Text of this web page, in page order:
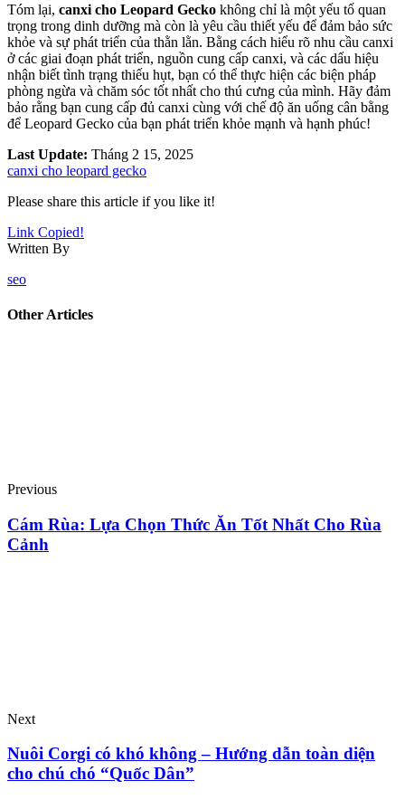
Tóm lại, canxi cho Leopard Gecko không chỉ là một yếu tố quan
trọng trong dinh dưỡng mà còn là yêu cầu thiết yếu để đảm bảo sức
khỏe và sự phát triển của thằn lằn. Bằng cách hiểu rõ nhu cầu canxi
ở các giai đoạn phát triển, nguồn cung cấp canxi, và các dấu hiệu
nhận biết tình trạng thiếu hụt, bạn có thể thực hiện các biện pháp
phòng ngừa và chăm sóc tốt nhất cho thú cưng của mình. Hãy đảm
bảo rằng bạn cung cấp đủ canxi cùng với chế độ ăn uống cân bằng
để Leopard Gecko của bạn phát triển khỏe mạnh và hạnh phúc!
Last Update: Tháng 2 15, 2025
canxi cho leopard gecko
Please share this article if you like it!
Link Copied!
Written By
seo
Other Articles
Previous
Cám Rùa: Lựa Chọn Thức Ăn Tốt Nhất Cho Rùa
Cảnh
Next
Nuôi Corgi có khó không – Hướng dẫn toàn diện
cho chú chó “Quốc Dân”